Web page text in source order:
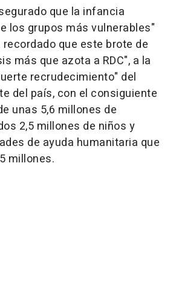
que la infancia
los grupos más vulnerables"
que este brote de
más que azota a RDC", a la
recrudecimiento" del
del país, con el consiguiente
unas 5,6 millones de
2,5 millones de niños y
de ayuda humanitaria que
millones.